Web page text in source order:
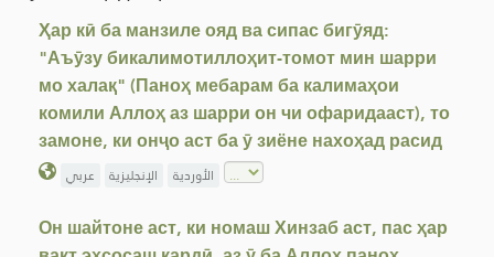
Ҳар кӣ ба манзиле ояд ва сипас бигӯяд:
"Аъӯзу бикалимотиллоҳит-томот мин шарри
мо халақ" (Паноҳ мебарам ба калимаҳои
комили Аллоҳ аз шарри он чи офаридааст), то
замоне, ки онҷо аст ба ӯ зиёне нахоҳад расид
عربي الإنجليزية الأوردية
Он шайтоне аст, ки номаш Хинзаб аст, пас ҳар